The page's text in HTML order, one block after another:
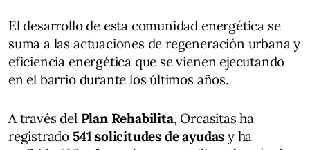
El desarrollo de esta comunidad energética se
suma a las actuaciones de regeneración urbana y
eficiencia energética que se vienen ejecutando
en el barrio durante los últimos años.
A través del Plan Rehabilita, Orcasitas ha
registrado 541 solicitudes de ayudas y ha